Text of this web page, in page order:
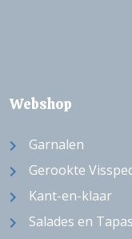
Webshop
Garnalen
Gerookte
Kant-en-klaar
Salades en Tapas